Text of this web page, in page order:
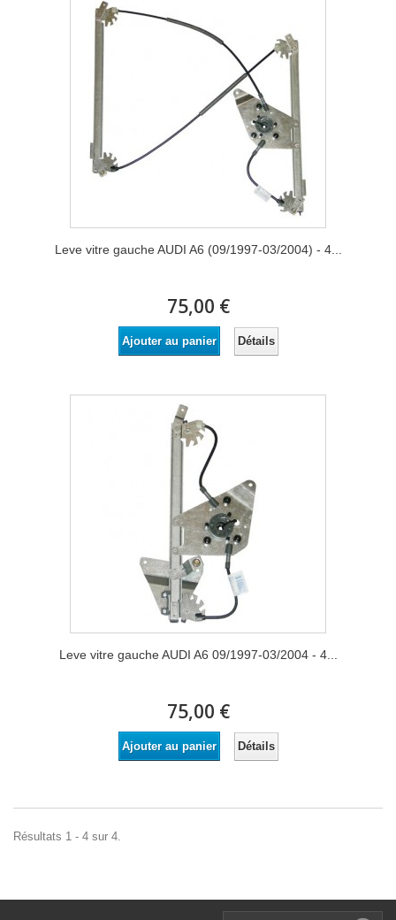
Leve vitre gauche AUDI A6 (09/1997-03/2004) - 4...
75,00 €
Ajouter au panier Détails
Leve vitre gauche AUDI A6 09/1997-03/2004 - 4...
75,00 €
Ajouter au panier Détails
Résultats 1 - 4 sur 4.